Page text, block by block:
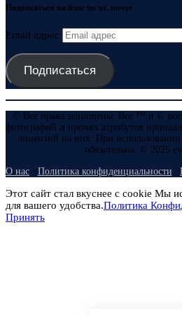
Подписаться на блог по эл. почте
Email адрес
Подписаться
© Все права защищены. Все ™ и © всех
фотографий и прочих атрибутов
лицензий на них. При использовании
обязательна. © 2025
О нас Политика конфиденциальности
Этот сайт стал вкуснее с cookie Мы
для вашего удобства.Политика
Принять